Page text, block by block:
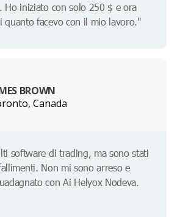
Ho iniziato con solo 250 $ e ora
quanto facevo con il mio lavoro."
BROWN
Canada
software di trading, ma sono stati
Non mi sono arreso e
con Ai Helyox Nodeva.